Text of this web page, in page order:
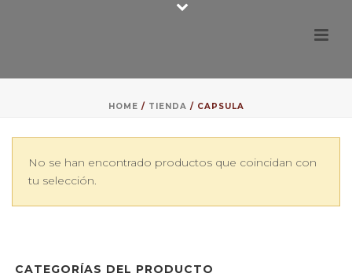
HOME / TIENDA / CAPSULA
No se han encontrado productos que coincidan con
tu selección.
CATEGORÍAS DEL PRODUCTO